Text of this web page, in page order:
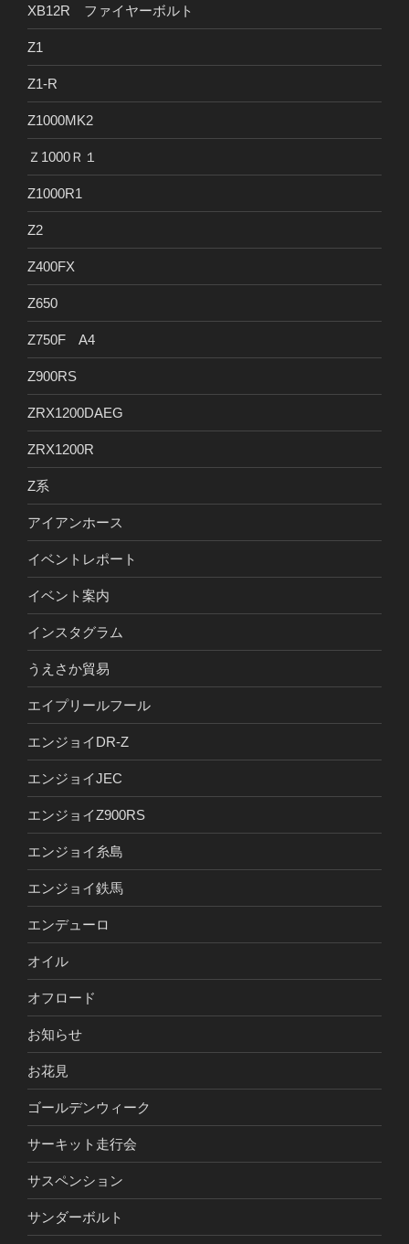
XB12R ファイヤーボルト
Z1
Z1-R
Z1000MK2
Ｚ1000Ｒ１
Z1000R1
Z2
Z400FX
Z650
Z750F A4
Z900RS
ZRX1200DAEG
ZRX1200R
Z系
アイアンホース
イベントレポート
イベント案内
インスタグラム
うえさか貿易
エイプリールフール
エンジョイDR-Z
エンジョイJEC
エンジョイZ900RS
エンジョイ糸島
エンジョイ鉄馬
エンデューロ
オイル
オフロード
お知らせ
お花見
ゴールデンウィーク
サーキット走行会
サスペンション
サンダーボルト